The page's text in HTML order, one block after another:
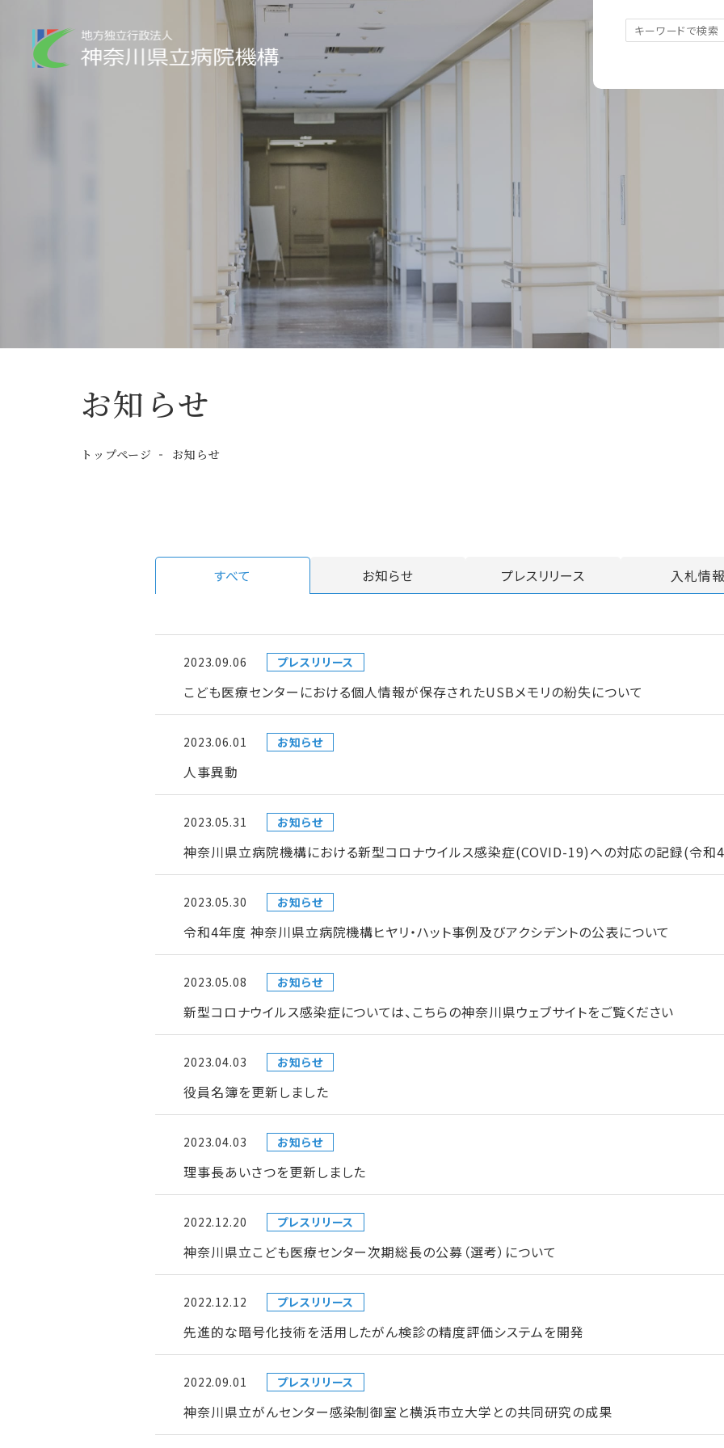
お知らせ
トップページ お知らせ
すべて お知らせ プレスリリース 入札情報
2023.09.06 プレスリリース
こども医療センターにおける個人情報が保存されたUSBメモリの紛失について
2023.06.01 お知らせ
人事異動
2023.05.31 お知らせ
神奈川県立病院機構における新型コロナウイルス感染症(COVID-19)への対応の記録(令和
2023.05.30 お知らせ
令和4年度 神奈川県立病院機構ヒヤリ・ハット事例及びアクシデントの公表について
2023.05.08 お知らせ
新型コロナウイルス感染症については、こちらの神奈川県ウェブサイトをご覧ください
2023.04.03 お知らせ
役員名簿を更新しました
2023.04.03 お知らせ
理事長あいさつを更新しました
2022.12.20 プレスリリース
神奈川県立こども医療センター次期総長の公募（選考）について
2022.12.12 プレスリリース
先進的な暗号化技術を活用したがん検診の精度評価システムを開発
2022.09.01 プレスリリース
神奈川県立がんセンター感染制御室と横浜市立大学との共同研究の成果